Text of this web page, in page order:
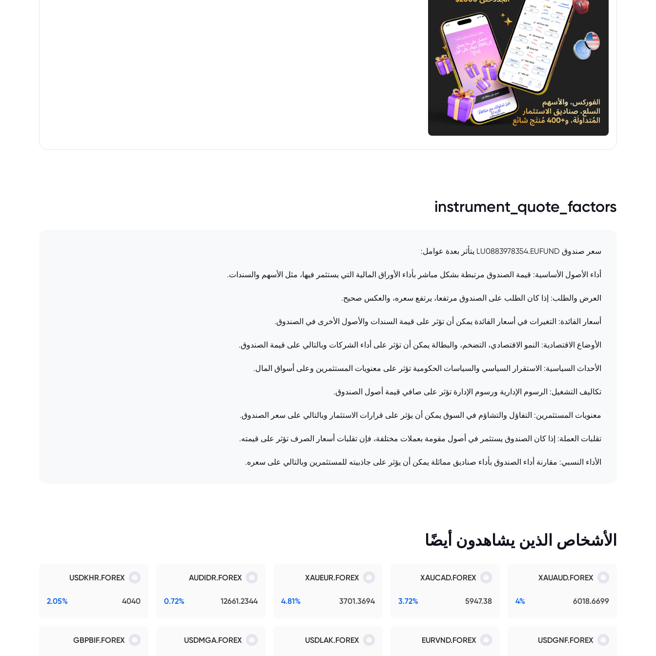
instrument_quote_factors
سعر صندوق LU0883978354.EUFUND يتأثر بعدة عوامل:
أداء الأصول الأساسية: قيمة الصندوق مرتبطة بشكل مباشر بأداء الأوراق المالية التي يستثمر فيها، مثل الأسهم والسندات.
العرض والطلب: إذا كان الطلب على الصندوق مرتفعا، يرتفع سعره، والعكس صحيح.
أسعار الفائدة: التغيرات في أسعار الفائدة يمكن أن تؤثر على قيمة السندات والأصول الأخرى في الصندوق.
الأوضاع الاقتصادية: النمو الاقتصادي، التضخم، والبطالة يمكن أن تؤثر على أداء الشركات وبالتالي على قيمة الصندوق.
الأحداث السياسية: الاستقرار السياسي والسياسات الحكومية تؤثر على معنويات المستثمرين وعلى أسواق المال.
تكاليف التشغيل: الرسوم الإدارية ورسوم الإدارة تؤثر على صافي قيمة أصول الصندوق.
معنويات المستثمرين: التفاؤل والتشاؤم في السوق يمكن أن يؤثر على قرارات الاستثمار وبالتالي على سعر الصندوق.
تقلبات العملة: إذا كان الصندوق يستثمر في أصول مقومة بعملات مختلفة، فإن تقلبات أسعار الصرف تؤثر على قيمته.
الأداء النسبي: مقارنة أداء الصندوق بأداء صناديق مماثلة يمكن أن يؤثر على جاذبيته للمستثمرين وبالتالي على سعره.
الأشخاص الذين يشاهدون أيضًا
XAUAUD.FOREX
6018.6699
4%
XAUCAD.FOREX
5947.38
3.72%
XAUEUR.FOREX
3701.3694
4.81%
AUDIDR.FOREX
12661.2344
0.72%
USDKHR.FOREX
4040
2.05%
USDGNF.FOREX
EURVND.FOREX
USDLAK.FOREX
USDMGA.FOREX
GBPBIF.FOREX